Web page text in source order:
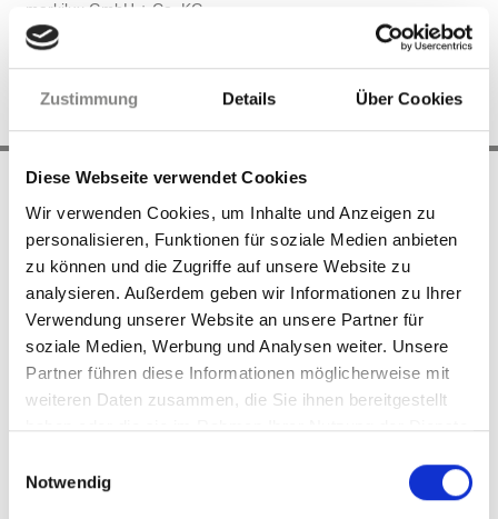
Zustimmung Details Über Cookies
Diese Webseite verwendet Cookies
Wir verwenden Cookies, um Inhalte und Anzeigen zu
personalisieren, Funktionen für soziale Medien anbieten
zu können und die Zugriffe auf unsere Website zu
analysieren. Außerdem geben wir Informationen zu Ihrer
Verwendung unserer Website an unsere Partner für
soziale Medien, Werbung und Analysen weiter. Unsere
Partner führen diese Informationen möglicherweise mit
weiteren Daten zusammen, die Sie ihnen bereitgestellt
haben oder die sie im Rahmen Ihrer Nutzung der Dienste
Notwendig
markilux GmbH + Co. KG
Sitemap Cookie-Verwaltung
Cookie-Verwaltung
Datenschutz
Impressum Anfahrt
SCHATTENWERKHANNOVER
0511 36 78 99 - 0
0511 36 78 99 - 29